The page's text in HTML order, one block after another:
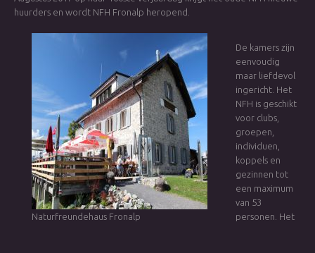
huurders en wordt NFH Fronalp heropend.
Naturfreundehaus Fronalp
De kamers zijn
eenvoudig
maar liefdevol
ingericht. Het
NFH is geschikt
voor clubs,
groepen,
individuen,
koppels en
gezinnen tot
een maximum
van 53
personen. Het